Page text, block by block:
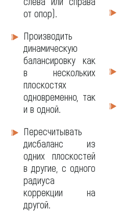
от опор).
Производить
динамическую
балансировку как
в нескольких
плоскостях
одновременно, так
и в одной.
Пересчитывать
дисбаланс из
одних плоскостей
в другие, с одного
радиуса
коррекции на
другой.